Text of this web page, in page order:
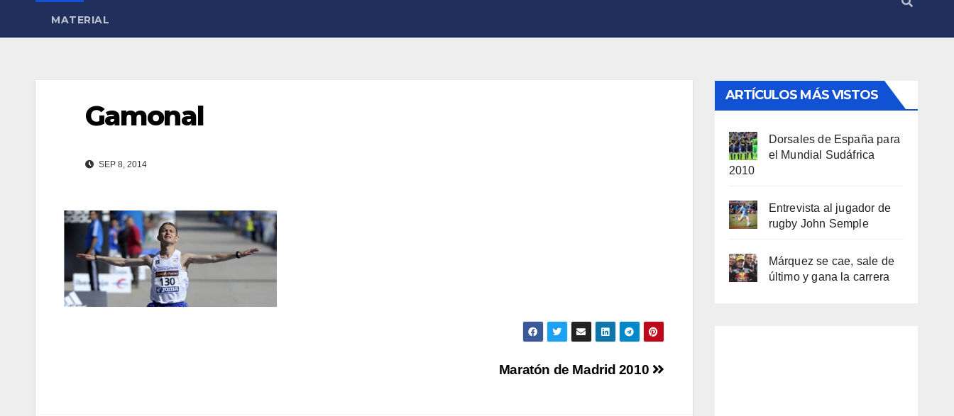
MATERIAL
Gamonal
SEP 8, 2014
Maratón de Madrid 2010
ARTÍCULOS MÁS VISTOS
Dorsales de España para
el Mundial Sudáfrica
2010
Entrevista al jugador de
rugby John Semple
Márquez se cae, sale de
último y gana la carrera